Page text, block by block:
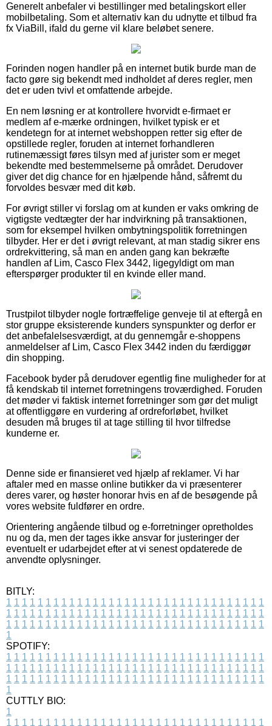
Generelt anbefaler vi bestillinger med betalingskort eller
mobilbetaling. Som et alternativ kan du udnytte et tilbud fra
fx ViaBill, ifald du gerne vil klare beløbet senere.
Forinden nogen handler på en internet butik burde man de
facto gøre sig bekendt med indholdet af deres regler, men
det er uden tvivl et omfattende arbejde.
En nem løsning er at kontrollere hvorvidt e-firmaet er
medlem af e-mærke ordningen, hvilket typisk er et
kendetegn for at internet webshoppen retter sig efter de
opstillede regler, foruden at internet forhandleren
rutinemæssigt føres tilsyn med af jurister som er meget
bekendte med bestemmelserne på området. Derudover
giver det dig chance for en hjælpende hånd, såfremt du
forvoldes besvær med dit køb.
For øvrigt stiller vi forslag om at kunden er vaks omkring de
vigtigste vedtægter der har indvirkning på transaktionen,
som for eksempel hvilken ombytningspolitik forretningen
tilbyder. Her er det i øvrigt relevant, at man stadig sikrer ens
ordrekvittering, så man en anden gang kan bekræfte
handlen af Lim, Casco Flex 3442, ligegyldigt om man
efterspørger produkter til en kvinde eller mand.
Trustpilot tilbyder nogle fortræffelige genveje til at eftergå en
stor gruppe eksisterende kunders synspunkter og derfor er
det anbefalelsesværdigt, at du gennemgår e-shoppens
anmeldelser af Lim, Casco Flex 3442 inden du færdiggør
din shopping.
Facebook byder på derudover egentlig fine muligheder for at
få kendskab til internet forretningens troværdighed. Foruden
det møder vi faktisk internet forretninger som gør det muligt
at offentliggøre en vurdering af ordreforløbet, hvilket
desuden må bruges til at tage stilling til hvor tilfredse
kunderne er.
Denne side er finansieret ved hjælp af reklamer. Vi har
aftaler med en masse online butikker da vi præsenterer
deres varer, og høster honorar hvis en af de besøgende på
vores website fuldfører en ordre.
Orientering angående tilbud og e-forretninger opretholdes
nu og da, men der tages ikke ansvar for justeringer der
eventuelt er udarbejdet efter at vi senest opdaterede de
anvendte oplysninger.
BITLY:
1 1 1 1 1 1 1 1 1 1 1 1 1 1 1 1 1 1 1 1 1 1 1 1 1 1 1 1 1 1 1 1 1
1 1 1 1 1 1 1 1 1 1 1 1 1 1 1 1 1 1 1 1 1 1 1 1 1 1 1 1 1 1 1 1 1
1 1 1 1 1 1 1 1 1 1 1 1 1 1 1 1 1 1 1 1 1 1 1 1 1 1 1 1 1 1 1 1 1
1
SPOTIFY:
1 1 1 1 1 1 1 1 1 1 1 1 1 1 1 1 1 1 1 1 1 1 1 1 1 1 1 1 1 1 1 1 1
1 1 1 1 1 1 1 1 1 1 1 1 1 1 1 1 1 1 1 1 1 1 1 1 1 1 1 1 1 1 1 1 1
1 1 1 1 1 1 1 1 1 1 1 1 1 1 1 1 1 1 1 1 1 1 1 1 1 1 1 1 1 1 1 1 1
1
CUTTLY BIO:
1
1 1 1 1 1 1 1 1 1 1 1 1 1 1 1 1 1 1 1 1 1 1 1 1 1 1 1 1 1 1 1 1 1